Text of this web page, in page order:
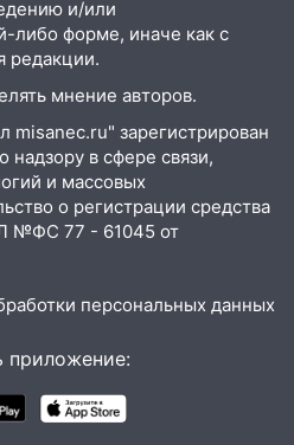
уголовное дело
ищут 37-летнего
ещё 19 июля
до прогулки с
в Ульяновской
компании» будут
пострадали
аварий в
и/или
либо форме, иначе как с
редакции.
мнение авторов.
зарегистрирован
в сфере связи,
и массовых
о регистрации средства
№ФС 77 - 61045 от
персональных данных
приложение: